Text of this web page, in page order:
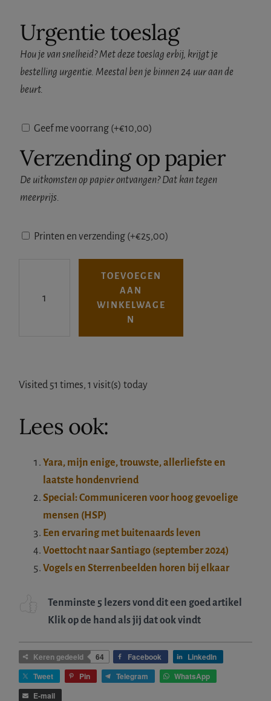
Urgentie toeslag
Hou je van snelheid? Met deze toeslag erbij, krijgt je
bestelling urgentie. Meestal ben je binnen 24 uur aan de
beurt.
Geef me voorrang (+€10,00)
Verzending op papier
De uitkomsten op papier ontvangen? Dat kan tegen
meerprijs.
Printen en verzending (+€25,00)
o
a
a
n
TOEVOEGEN
AAN
WINKELWAGE
N
Visited 51 times, 1 visit(s) today
Lees ook:
Yara, mijn enige, trouwste, allerliefste en
laatste hondenvriend
Special: Communiceren voor hoog gevoelige
mensen (HSP)
Een ervaring met buitenaards leven
Voettocht naar Santiago (september 2024)
Vogels en Sterrenbeelden horen bij elkaar
Tenminste 5 lezers vond dit een goed artikel
Klik op de hand als jij dat ook vindt
Keren gedeeld 64 Facebook
LinkedIn
Tweet
Pin Telegram
WhatsApp
E-mail